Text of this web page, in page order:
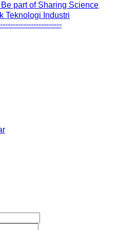
part of Sharing Science
Teknologi Industri